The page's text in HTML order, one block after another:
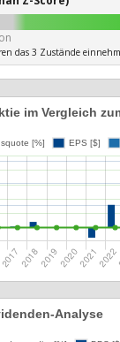
das 3 Zustände